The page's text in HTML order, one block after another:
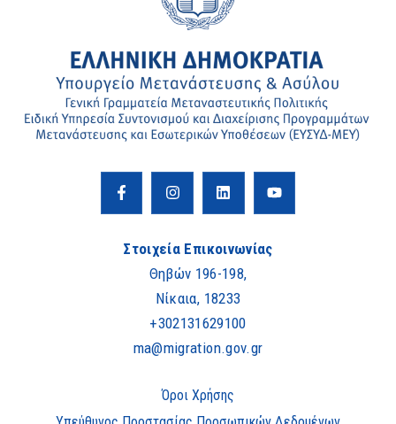
Στοιχεία Επικοινωνίας
Θηβών 196-198,
Νίκαια, 18233
+302131629100
ma@migration.gov.gr
Όροι Χρήσης